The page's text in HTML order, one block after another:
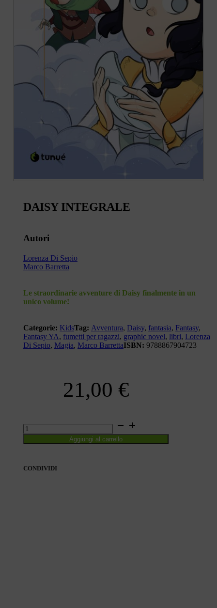
DAISY INTEGRALE
Autori
Lorenza Di Sepio
Marco Barretta
Le straordinarie avventure di Daisy finalmente in un
unico volume!
Categorie: KidsTag: Avventura, Daisy, fantasia, Fantasy,
Fantasy YA, fumetti per ragazzi, graphic novel, libri, Lorenza
Di Sepio, Magia, Marco BarrettaISBN: 9788867904723
21,00 €
DAISY
INTEGRALE
Aggiungi al carrello
CONDIVIDI